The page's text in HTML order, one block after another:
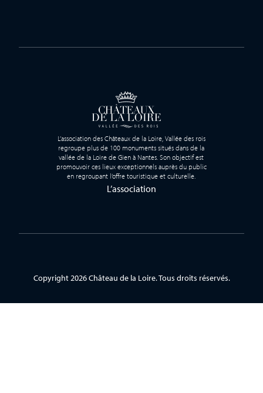
L’association des Châteaux de la Loire, Vallée des rois
regroupe plus de 100 monuments situés dans de la
vallée de la Loire de Gien à Nantes. Son objectif est
promouvoir ces lieux exceptionnels auprès du public
en regroupant l’offre touristique et culturelle.
L’association
Copyright 2026 Château de la Loire. Tous droits réservés.